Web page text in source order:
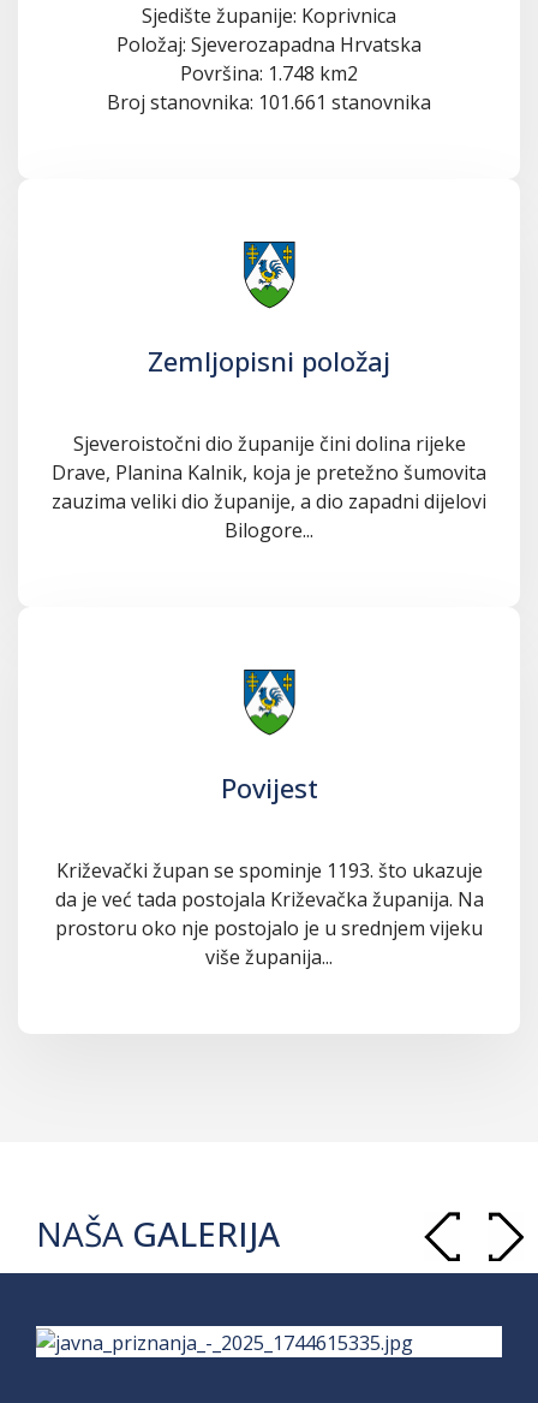
Sjedište županije: Koprivnica
Položaj: Sjeverozapadna Hrvatska
Površina: 1.748 km2
Broj stanovnika: 101.661 stanovnika
Zemljopisni položaj
Sjeveroistočni dio županije čini dolina rijeke
Drave, Planina Kalnik, koja je pretežno šumovita
zauzima veliki dio županije, a dio zapadni dijelovi
Bilogore...
Povijest
Križevački župan se spominje 1193. što ukazuje
da je već tada postojala Križevačka županija. Na
prostoru oko nje postojalo je u srednjem vijeku
više županija...
NAŠA GALERIJA